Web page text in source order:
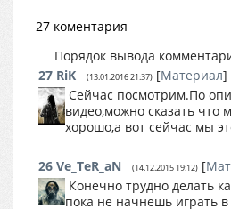
27 коментария
Порядок вывода
27 RiK (13.01.2016 21:37) [Материал]
Сейчас посмотрим.По
видео,можно сказать что
хорошо,а вот сейчас мы
26 Ve_TeR_aN (14.12.2015 19:12) [
Конечно трудно делать
пока не начнешь играть